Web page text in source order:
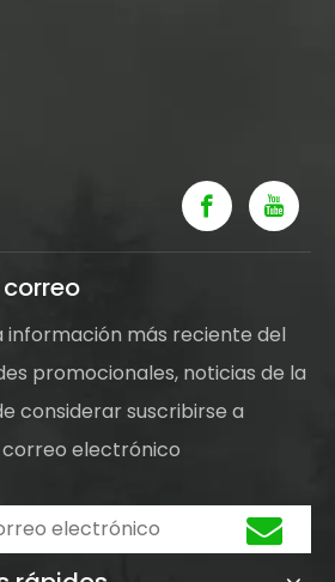
información más reciente del
promocionales, noticias de la
considerar suscribirse a
electrónico